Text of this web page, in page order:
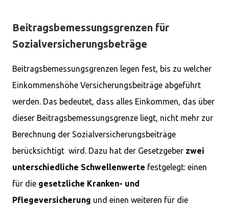
Beitragsbemessungsgrenzen für
Sozialversicherungsbeträge
Beitragsbemessungsgrenzen legen fest, bis zu welcher
Einkommenshöhe Versicherungsbeiträge abgeführt
werden. Das bedeutet, dass alles Einkommen, das über
dieser Beitragsbemessungsgrenze liegt, nicht mehr zur
Berechnung der Sozialversicherungsbeiträge
berücksichtigt wird. Dazu hat der Gesetzgeber zwei
unterschiedliche Schwellenwerte festgelegt: einen
für die gesetzliche Kranken- und
Pflegeversicherung und einen weiteren für die